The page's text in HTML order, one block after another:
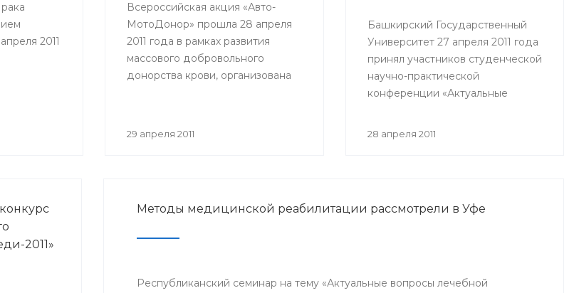
2011
Всероссийская акция «Авто-
МотоДонор» прошла 28 апреля
2011 года в рамках развития
массового добровольного
донорства крови, организована
29 апреля 2011
Башкирский Государственный
Университет 27 апреля 2011 года
принял участников студенческой
научно-практической
конференции «Актуальные
28 апреля 2011
2011»
Методы медицинской реабилитации рассмотрели в Уфе
Республиканский семинар на тему «Актуальные вопросы лечебной